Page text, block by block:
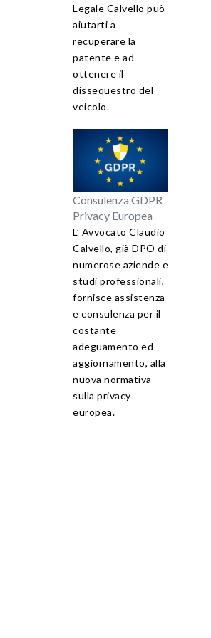
Legale Calvello può
aiutarti a
recuperare la
patente e ad
ottenere il
dissequestro del
veicolo.
Consulenza GDPR
Privacy Europea
L’ Avvocato Claudio
Calvello, già DPO di
numerose aziende e
studi professionali,
fornisce assistenza
e consulenza per il
costante
adeguamento ed
aggiornamento, alla
nuova normativa
sulla privacy
europea.